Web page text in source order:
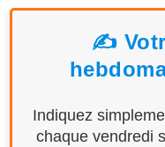
✍️
Indiquez
chaque vendredi